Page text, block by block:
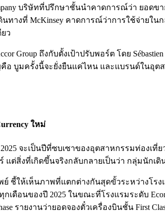
บริษัทที่ปรึกษาชั้นนำคาดการณ์ว่า ยอดข
ทางที่ McKinsey คาดการณ์ว่าการใช้จ่าย
ว
Group ถึงกับตั้งเป้าปรับพอร์ต โดย
อ บูมครั้งนี้จะยั่งยืนแค่ไหน และแบรนด์ในอุ
ใหม่
จะเป็นปีที่ซบเซาของอุตสาหกรรมท่องเที่
ต่สิ่งที่เกิดขึ้นจริงกลับกลายเป็นว่า กลุ่มนักเดิ
ให้เห็นภาพที่แตกต่างกันสุดขั้วระหว่างโรงแ
ดือนของปี 2025 ในขณะที่โรงแรมระดับ
รายงานว่ายอดจองตั๋วเครื่องบินชั้น